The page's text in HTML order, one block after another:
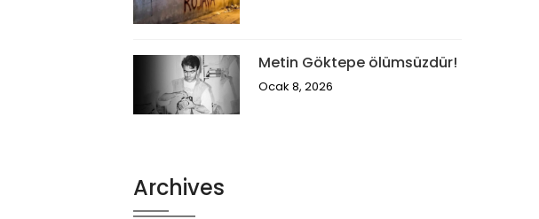
Metin Göktepe ölümsüzdür!
Ocak 8, 2026
Archives